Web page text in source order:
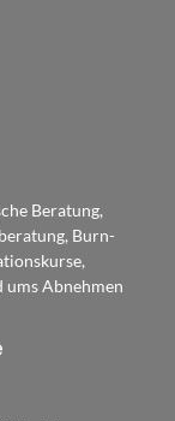
Beratung,
Burn-
Abnehmen